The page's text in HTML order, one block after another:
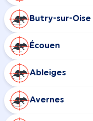
Butry-sur-Oise
Écouen
Ableiges
Avernes